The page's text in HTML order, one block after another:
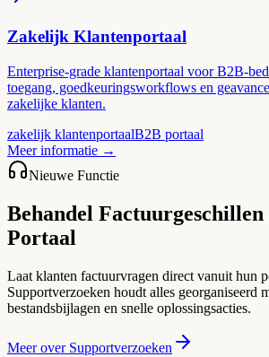
Zakelijk Klantenportaal
Enterprise-grade klantenportaal voor B2B-
toegang, goedkeuringsworkflows en
zakelijke klanten.
zakelijk klantenportaalB2B portaal
Meer informatie →
Nieuwe Functie
Behandel
Portaal
Laat klanten factuurvragen direct vanuit hun
Supportverzoeken houdt alles georganiseerd
bestandsbijlagen en snelle oplossingsacties.
Meer over Supportverzoeken